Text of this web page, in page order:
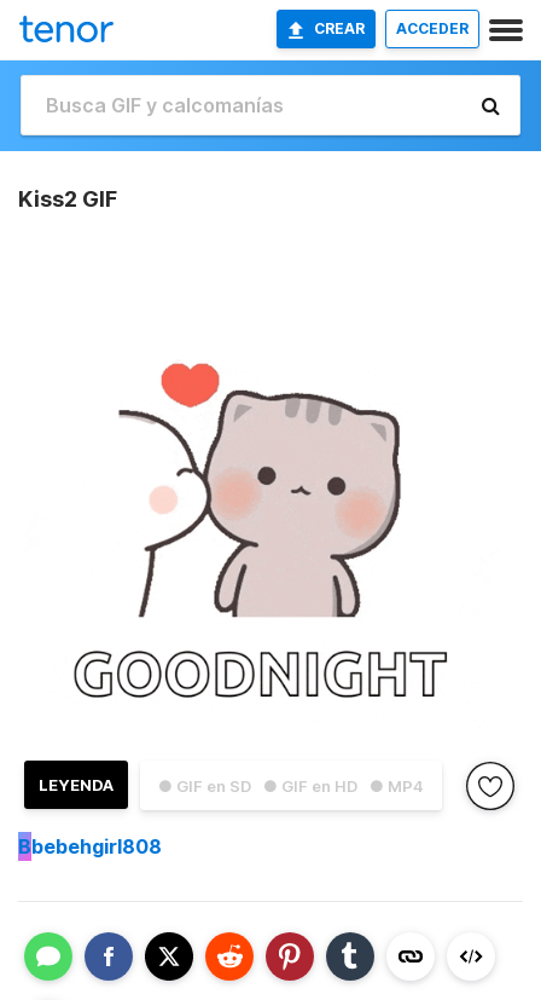
CREAR ACCEDER
Kiss2 GIF
● GIF en SD ● GIF en HD ● MP4
LEYENDA
Bbebehgirl808